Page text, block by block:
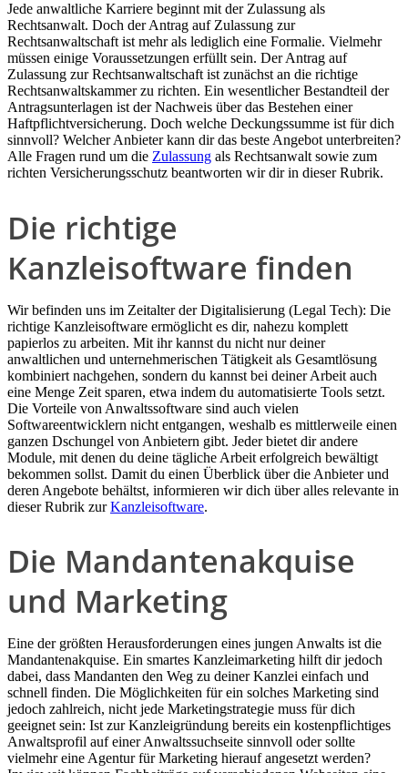
Jede anwaltliche Karriere beginnt mit der Zulassung als
Rechtsanwalt. Doch der Antrag auf Zulassung zur
Rechtsanwaltschaft ist mehr als lediglich eine Formalie. Vielmehr
müssen einige Voraussetzungen erfüllt sein. Der Antrag auf
Zulassung zur Rechtsanwaltschaft ist zunächst an die richtige
Rechtsanwaltskammer zu richten. Ein wesentlicher Bestandteil der
Antragsunterlagen ist der Nachweis über das Bestehen einer
Haftpflichtversicherung. Doch welche Deckungssumme ist für dich
sinnvoll? Welcher Anbieter kann dir das beste Angebot unterbreiten?
Alle Fragen rund um die Zulassung als Rechtsanwalt sowie zum
richten Versicherungsschutz beantworten wir dir in dieser Rubrik.
Die richtige
Kanzleisoftware finden
Wir befinden uns im Zeitalter der Digitalisierung (Legal Tech): Die
richtige Kanzleisoftware ermöglicht es dir, nahezu komplett
papierlos zu arbeiten. Mit ihr kannst du nicht nur deiner
anwaltlichen und unternehmerischen Tätigkeit als Gesamtlösung
kombiniert nachgehen, sondern du kannst bei deiner Arbeit auch
eine Menge Zeit sparen, etwa indem du automatisierte Tools setzt.
Die Vorteile von Anwaltssoftware sind auch vielen
Softwareentwicklern nicht entgangen, weshalb es mittlerweile einen
ganzen Dschungel von Anbietern gibt. Jeder bietet dir andere
Module, mit denen du deine tägliche Arbeit erfolgreich bewältigt
bekommen sollst. Damit du einen Überblick über die Anbieter und
deren Angebote behältst, informieren wir dich über alles relevante in
dieser Rubrik zurKanzleisoftware.
Die Mandantenakquise
und Marketing
Eine der größten Herausforderungen eines jungen Anwalts ist die
Mandantenakquise. Ein smartes Kanzleimarketing hilft dir jedoch
dabei, dass Mandanten den Weg zu deiner Kanzlei einfach und
schnell finden. Die Möglichkeiten für ein solches Marketing sind
jedoch zahlreich, nicht jede Marketingstrategie muss für dich
geeignet sein: Ist zur Kanzleigründung bereits ein kostenpflichtiges
Anwaltsprofil auf einer Anwaltssuchseite sinnvoll oder sollte
vielmehr eine Agentur für Marketing hierauf angesetzt werden?